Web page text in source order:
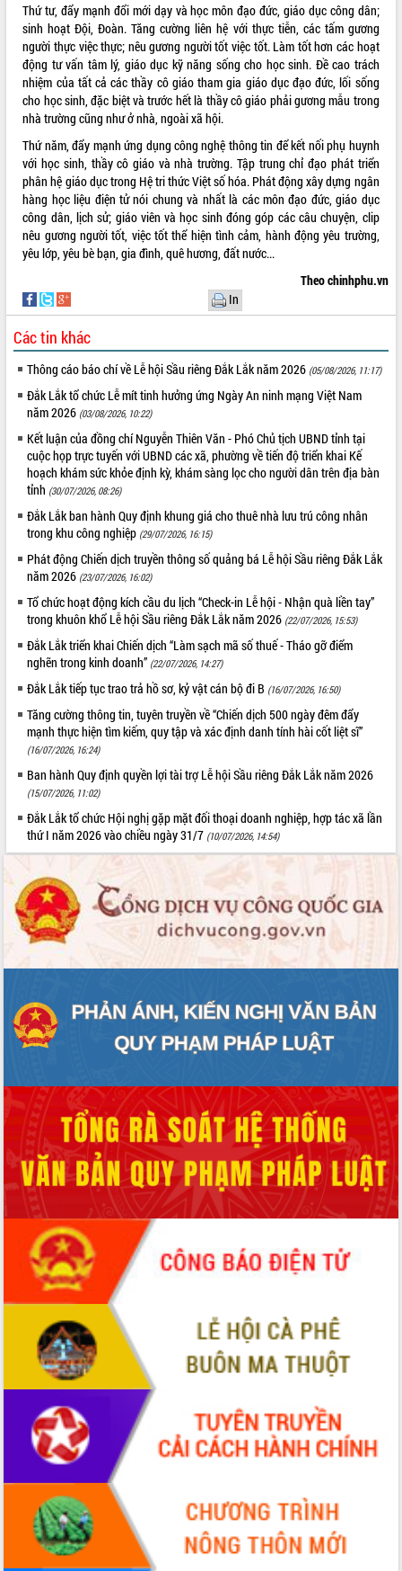
Không có file video nào để phát.
ALBUM ẢNH
LIÊN KẾT WEB
Hôm nay: 30993
Tất cả: 66043733
Thứ tư, đẩy mạnh đổi mới dạy và học môn đạo đức, giáo dục công dân;
sinh hoạt Đội, Đoàn. Tăng cường liên hệ với thực tiễn, các tấm gương
người thực việc thực; nêu gương người tốt việc tốt. Làm tốt hơn các hoạt
động tư vấn tâm lý, giáo dục kỹ năng sống cho học sinh. Đề cao trách
nhiệm của tất cả các thầy cô giáo tham gia giáo dục đạo đức, lối sống
cho học sinh, đặc biệt và trước hết là thầy cô giáo phải gương mẫu trong
nhà trường cũng như ở nhà, ngoài xã hội.
Thứ năm, đẩy mạnh ứng dụng công nghệ thông tin để kết nối phụ huynh
với học sinh, thầy cô giáo và nhà trường. Tập trung chỉ đạo phát triển
phân hệ giáo dục trong Hệ tri thức Việt số hóa. Phát động xây dựng ngân
hàng học liệu điện tử nói chung và nhất là các môn đạo đức, giáo dục
công dân, lịch sử; giáo viên và học sinh đóng góp các câu chuyện, clip
nêu gương người tốt, việc tốt thể hiện tình cảm, hành động yêu trường,
yêu lớp, yêu bè bạn, gia đình, quê hương, đất nước...
Theo chinhphu.vn
In
Các tin khác
Thông cáo báo chí về Lễ hội Sầu riêng Đắk Lắk năm 2026 (05/08/2026, 11:17)
Đắk Lắk tổ chức Lễ mít tinh hưởng ứng Ngày An ninh mạng Việt Nam
năm 2026 (03/08/2026, 10:22)
Kết luận của đồng chí Nguyễn Thiên Văn - Phó Chủ tịch UBND tỉnh tại
cuộc họp trực tuyến với UBND các xã, phường về tiến độ triển khai Kế
hoạch khám sức khỏe định kỳ, khám sàng lọc cho người dân trên địa bàn
tỉnh (30/07/2026, 08:26)
Đắk Lắk ban hành Quy định khung giá cho thuê nhà lưu trú công nhân
trong khu công nghiệp (29/07/2026, 16:15)
Phát động Chiến dịch truyền thông số quảng bá Lễ hội Sầu riêng Đắk Lắk
năm 2026 (23/07/2026, 16:02)
Tổ chức hoạt động kích cầu du lịch “Check-in Lễ hội - Nhận quà liền tay”
trong khuôn khổ Lễ hội Sầu riêng Đắk Lắk năm 2026 (22/07/2026, 15:53)
Đắk Lắk triển khai Chiến dịch “Làm sạch mã số thuế - Tháo gỡ điểm
nghẽn trong kinh doanh” (22/07/2026, 14:27)
Đắk Lắk tiếp tục trao trả hồ sơ, kỷ vật cán bộ đi B (16/07/2026, 16:50)
Tăng cường thông tin, tuyên truyền về “Chiến dịch 500 ngày đêm đẩy
mạnh thực hiện tìm kiếm, quy tập và xác định danh tính hài cốt liệt sĩ”
(16/07/2026, 16:24)
Ban hành Quy định quyền lợi tài trợ Lễ hội Sầu riêng Đắk Lắk năm 2026
(15/07/2026, 11:02)
Đắk Lắk tổ chức Hội nghị gặp mặt đối thoại doanh nghiệp, hợp tác xã lần
thứ I năm 2026 vào chiều ngày 31/7 (10/07/2026, 14:54)